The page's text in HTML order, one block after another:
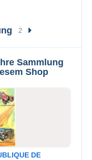
2
Sammlung
Shop
DE